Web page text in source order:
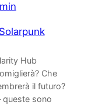
Solarpunk
Hub
Che
il futuro?
queste sono